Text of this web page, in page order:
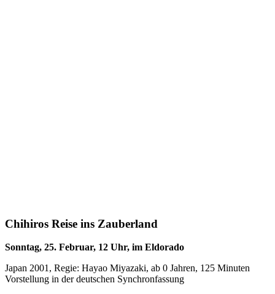
Chihiros Reise ins Zauberland
Sonntag, 25. Februar, 12 Uhr, im Eldorado
Japan 2001, Regie: Hayao Miyazaki, ab 0 Jahren, 125 Minuten
Vorstellung in der deutschen Synchronfassung